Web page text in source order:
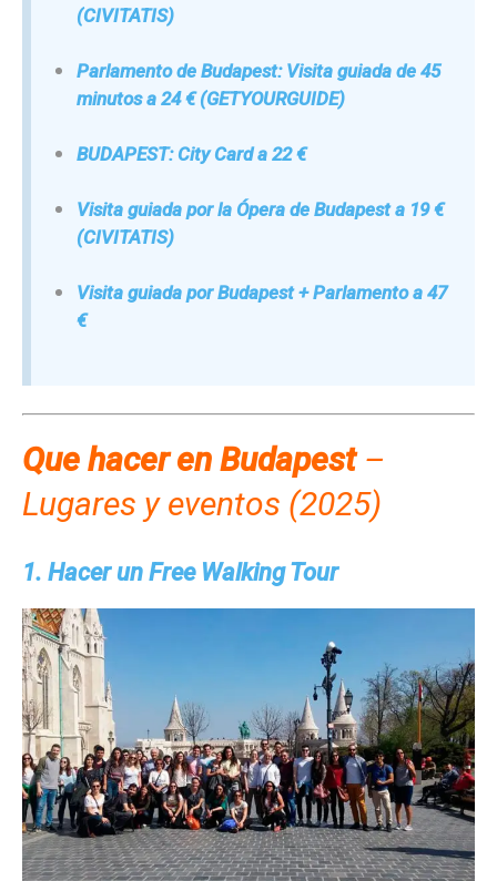
(CIVITATIS)
Parlamento de Budapest: Visita guiada de 45
minutos a 24 €(GETYOURGUIDE)
BUDAPEST: City Card a 22 €
Visita guiada por la Ópera de Budapest a 19 €
(CIVITATIS)
Visita guiada por Budapest + Parlamento a 47
€
Que hacer en Budapest–
Lugares y eventos (2025)
1. Hacer un Free Walking Tour